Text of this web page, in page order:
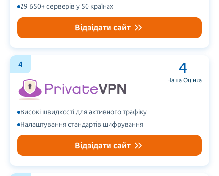
29 650+ серверів у 50 країнах
Відвідати сайт
4
Високі швидкості для активного трафіку
Налаштування стандартів шифрування
4
Наша Оцінка
Відвідати сайт